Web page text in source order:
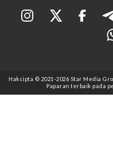
Hakcipta © 2021 -2026 Star Media
Paparan terbaik pada